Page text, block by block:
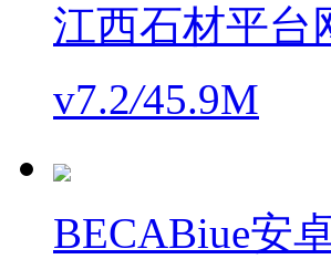
江西石材平台
v7.2/45.9M
BECABiue安